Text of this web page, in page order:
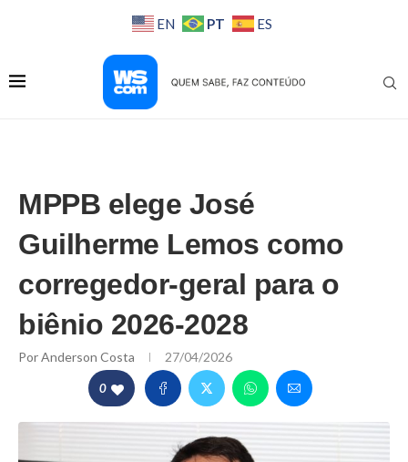
EN PT ES
MPPB elege José
Guilherme Lemos como
corregedor-geral para o
biênio 2026-2028
PorAnderson Costa 27/04/2026
0